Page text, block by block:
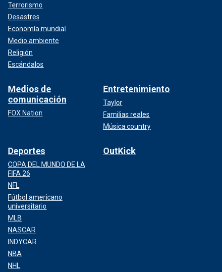
Terrorismo
Desastres
Economía mundial
Medio ambiente
Religión
Escándalos
Medios de
comunicación
FOX Nation
Entretenimiento
Taylor
Familias reales
Música country
Deportes
COPA DEL MUNDO DE LA
FIFA 26
NFL
Fútbol americano
universitario
MLB
NASCAR
INDYCAR
NBA
NHL
OutKick